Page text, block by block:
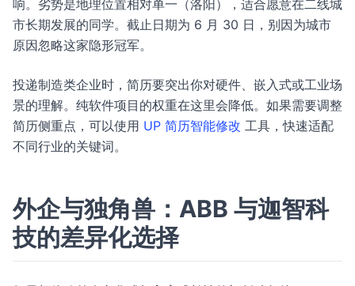
响。劣势是地理位置相对单一（洛阳），适合愿意在二线城
市长期发展的同学。截止日期为 6 月 30 日，别因为城市
原因忽略这家隐形冠军。
投递制造类企业时，简历要突出你对硬件、嵌入式或工业场
景的理解。纯软件项目的权重在这里会降低。如果需要调整
简历侧重点，可以使用 UP 简历智能修改 工具，快速适配
不同行业的关键词。
外企与独角兽：ABB 与迦智科
技的差异化选择